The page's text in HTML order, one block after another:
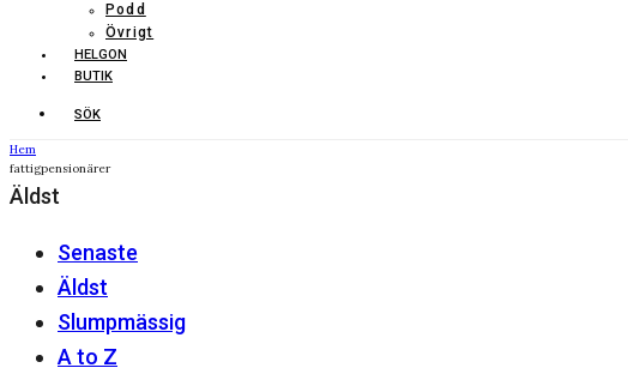
Podd
Övrigt
HELGON
BUTIK
SÖK
Hem
fattigpensionärer
Äldst
Senaste
Äldst
Slumpmässig
A to Z